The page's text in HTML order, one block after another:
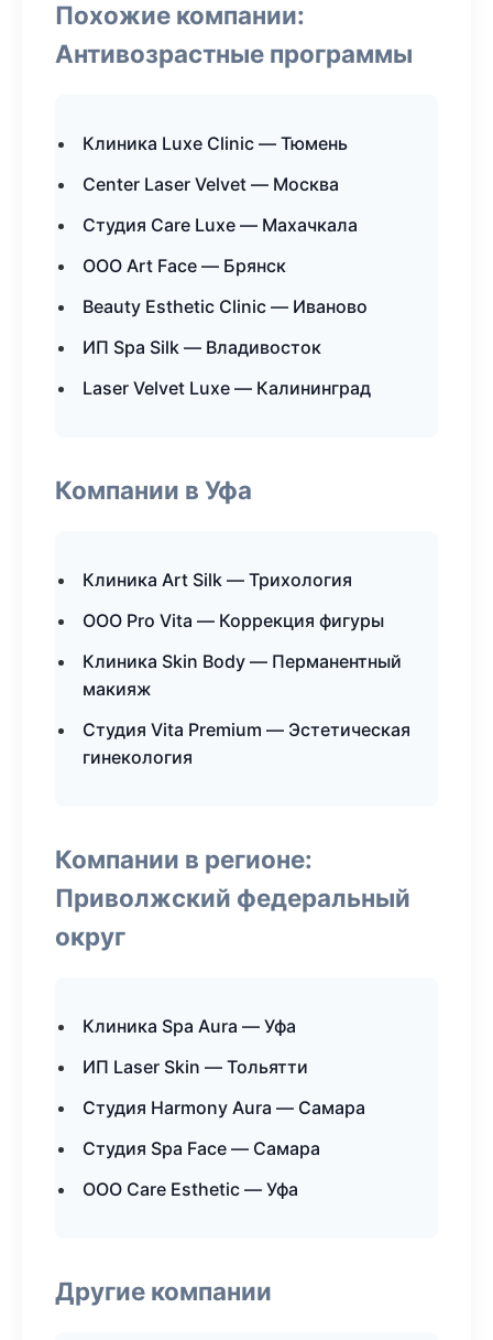
Похожие компании:
Антивозрастные программы
Клиника Luxe Clinic — Тюмень
Center Laser Velvet — Москва
Студия Care Luxe — Махачкала
ООО Art Face — Брянск
Beauty Esthetic Clinic — Иваново
ИП Spa Silk — Владивосток
Laser Velvet Luxe — Калининград
Компании в Уфа
Клиника Art Silk — Трихология
ООО Pro Vita — Коррекция фигуры
Клиника Skin Body — Перманентный
макияж
Студия Vita Premium — Эстетическая
гинекология
Компании в регионе:
Приволжский федеральный
округ
Клиника Spa Aura — Уфа
ИП Laser Skin — Тольятти
Студия Harmony Aura — Самара
Студия Spa Face — Самара
ООО Care Esthetic — Уфа
Другие компании